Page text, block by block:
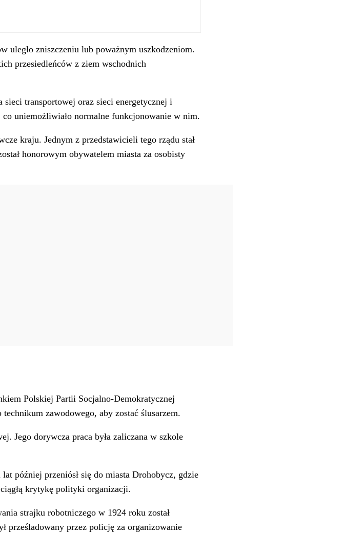
uległo zniszczeniu lub poważnym uszkodzeniom.
przesiedleńców z ziem wschodnich
transportowej oraz sieci energetycznej i
uniemożliwiało normalne funkcjonowanie w nim.
kraju. Jednym z przedstawicieli tego rządu stał
honorowym obywatelem miasta za osobisty
Polskiej Partii Socjalno-Demokratycznej
zawodowego, aby zostać ślusarzem.
Jego dorywcza praca była zaliczana w szkole
później przeniósł się do miasta Drohobycz, gdzie
krytykę polityki organizacji.
strajku robotniczego w 1924 roku został
prześladowany przez policję za organizowanie